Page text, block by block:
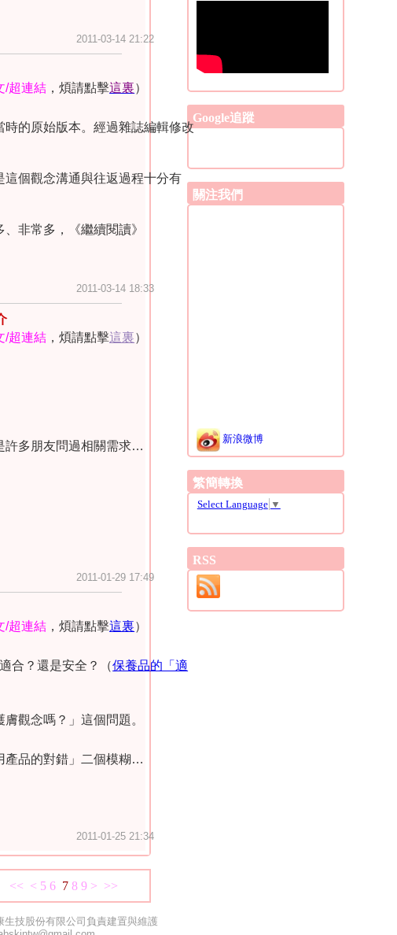
Google追蹤
關注我們
新浪微博
繁簡轉換
Select Language ▼
RSS
2011-03-14 21:22
/超連結 ，煩請點擊這裏）
時的原始版本。經過雜誌編輯修改
這個觀念溝通與往返過程十分有
非常多， 《繼續閱讀》
2011-03-14 18:33
/超連結 ，煩請點擊這裏）
許多朋友問過相關需求…
2011-01-29 17:49
/超連結 ，煩請點擊這裏）
合？還是安全？（保養品的「適
觀念嗎？」這個問題。
品的對錯」二個模糊…
2011-01-25 21:34
<< < 5 67 8 9 > >>
生技股份有限公司負責建置與維護